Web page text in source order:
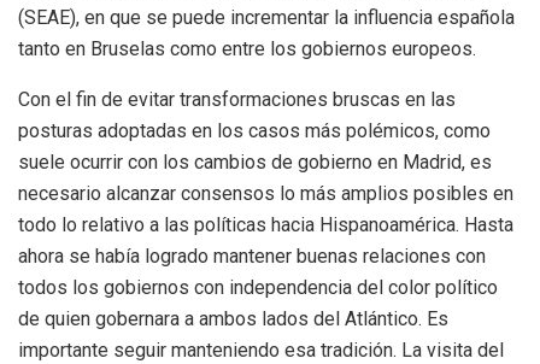
(SEAE), en que se puede incrementar la influencia española
tanto en Bruselas como entre los gobiernos europeos.
Con el fin de evitar transformaciones bruscas en las
posturas adoptadas en los casos más polémicos, como
suele ocurrir con los cambios de gobierno en Madrid, es
necesario alcanzar consensos lo más amplios posibles en
todo lo relativo a las políticas hacia Hispanoamérica. Hasta
ahora se había logrado mantener buenas relaciones con
todos los gobiernos con independencia del color político
de quien gobernara a ambos lados del Atlántico. Es
importante seguir manteniendo esa tradición. La visita del